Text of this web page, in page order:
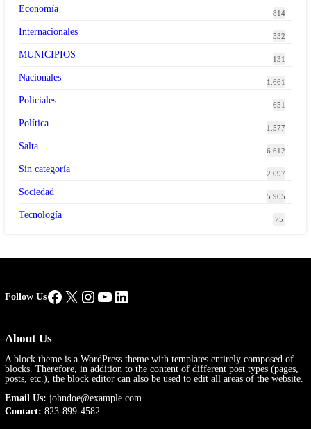
Economía 814
Internacionales 532
MUNICIPIOS 131
Nacionales 1.661
Policiales 651
Política 1.577
Salta 6.612
Sin categoría 2.097
Sociedad 5.905
Tecnología 75
Follow UsFacebook
X Instagram
YouTube
LinkedIn
About Us
A block theme is a WordPress theme with templates entirely composed of
blocks. Therefore, in addition to the content of different post types (pages,
posts, etc.), the block editor can also be used to edit all areas of the website.
Email Us: johndoe@example.com
Contact: 823-899-4582